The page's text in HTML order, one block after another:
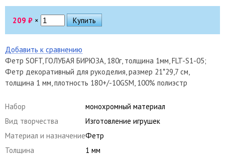
209 ₽ ×
Добавить к сравнению
Фетр SOFT, ГОЛУБАЯ БИРЮЗА, 180г, толщина 1мм, FLT-S1-05;
Фетр декоративный для рукоделия, размер 21*29,7 см,
толщина 1 мм, плотность 180+/-10GSM, 100% полиэстр
Набор
монохромный материал
Вид творчества
Изготовление игрушек
Материал и назначениеФетр
Толщина
1 мм